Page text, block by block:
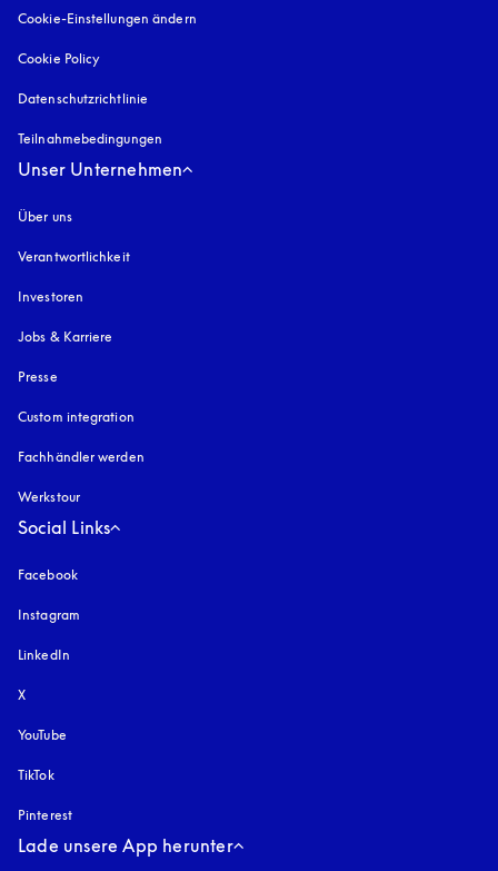
Cookie-Einstellungen ändern
Cookie Policy
Datenschutzrichtlinie
Teilnahmebedingungen
Unser Unternehmen
Über uns
Verantwortlichkeit
Investoren
Jobs & Karriere
Presse
Custom integration
Fachhändler werden
Werkstour
Social Links
Facebook
Instagram
LinkedIn
X
YouTube
TikTok
Pinterest
Lade unsere App herunter